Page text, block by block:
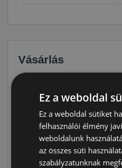
Vásárlás
Raktáron:
Ez a weboldal
Ez a weboldal sütiket
felhasználói élmény
weboldalunk
az összes süti
szabályzatunknak